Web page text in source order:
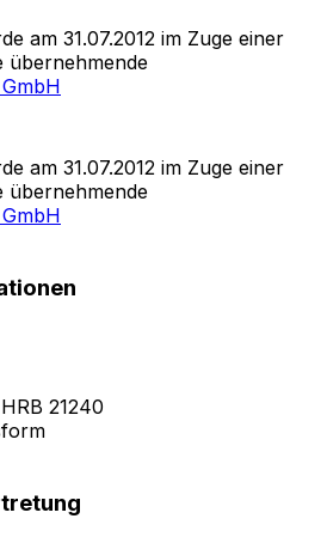
am 31.07.2012 im Zuge einer
übernehmende
am 31.07.2012 im Zuge einer
übernehmende
21240